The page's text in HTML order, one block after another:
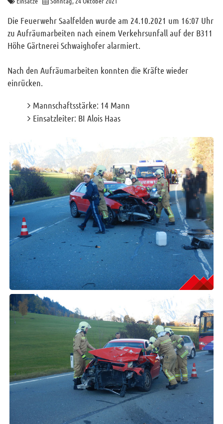
Funktionäre
Info und Tipps
Mitgliederbereich
Home
Kontakt
Impressum
RSS News
Links
Datenschutz
Die Feuerwehr Saalfelden wurde am 24.10.2021 um 16:07 Uhr
zu Aufräumarbeiten nach einem Verkehrsunfall auf der B311
Höhe Gärtnerei Schwaighofer alarmiert.
Nach den Aufräumarbeiten konnten die Kräfte wieder
einrücken.
Mannschaftsstärke: 14 Mann
Einsatzleiter: BI Alois Haas